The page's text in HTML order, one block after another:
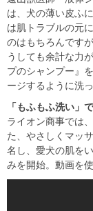
は、犬の薄い皮ふ
は肌トラブルの元
のはもちろんです
うしても余計な力
プのシャンプー』
ージするように洗
「もふもふ洗い」
ライオン商事では
た、やさしくマッ
名し、愛犬の肌を
みを開始。動画を